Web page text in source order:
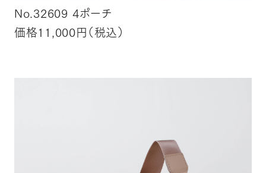
No.32609 4ポーチ
価格11,000円（税込）